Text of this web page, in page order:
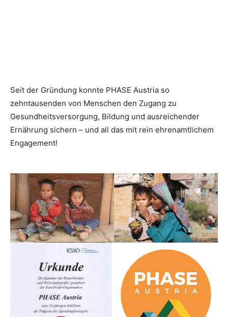
Seit der Gründung konnte PHASE Austria so
zehntausenden von Menschen den Zugang zu
Gesundheitsversorgung, Bildung und ausreichender
Ernährung sichern – und all das mit rein ehrenamtlichem
Engagement!